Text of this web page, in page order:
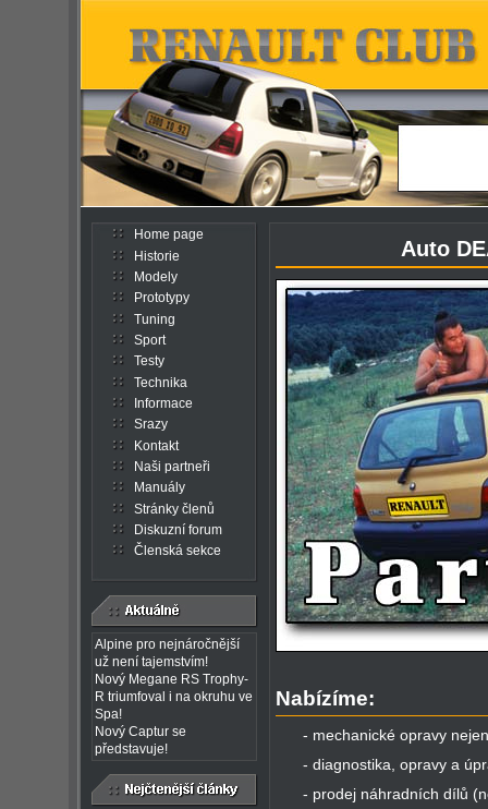
Home page
Historie
Modely
Prototypy
Tuning
Sport
Testy
Technika
Informace
Srazy
Kontakt
Naši partneři
Manuály
Stránky členů
Diskuzní forum
Členská sekce
Alpine pro nejnáročnější
už není tajemstvím!
Nový Megane RS Trophy-
R triumfoval i na okruhu ve
Spa!
Nový Captur se
představuje!
Auto
Nabízíme:
- mechanické opravy
- diagnostika, opravy a
- prodej náhradních dílů